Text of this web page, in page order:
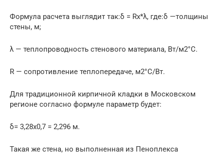
Формула расчета выглядит так:δ = Rx*λ, где:δ —толщины
стены, м;
λ — теплопроводность стенового материала, Вт/м2°C.
R — сопротивление теплопередаче, м2°C/Вт.
Для традиционной кирпичной кладки в Московском
регионе согласно формуле параметр будет:
δ= 3,28х0,7 = 2,296 м.
Такая же стена, но выполненная из Пеноплекса